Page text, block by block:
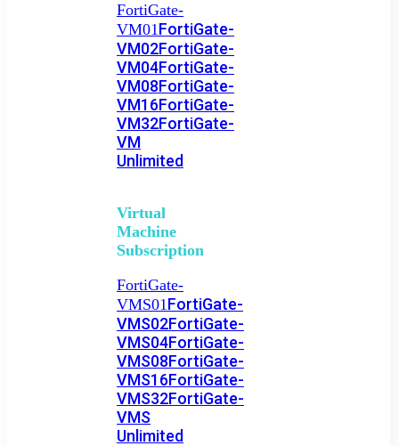
FortiGate-
VM01FortiGate-
VM02FortiGate-
VM04FortiGate-
VM08FortiGate-
VM16FortiGate-
VM32FortiGate-
VM
Unlimited
Virtual
Machine
Subscription
FortiGate-
VMS01FortiGate-
VMS02FortiGate-
VMS04FortiGate-
VMS08FortiGate-
VMS16FortiGate-
VMS32FortiGate-
VMS
Unlimited